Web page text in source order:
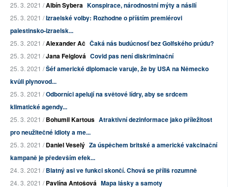
25. 3. 2021 /Albín Sybera Konspirace, národnostní mýty a násilí
25. 3. 2021 /Izraelské volby: Rozhodne o příštím premiérovi
palestinsko-izraelsk...
25. 3. 2021 /Alexander Ač Čaká nás budúcnosť bez Golfského prúdu?
25. 3. 2021 /Jana Feiglová Covid pas není diskriminační
25. 3. 2021 /Šéf americké diplomacie varuje, že by USA na Německo
kvůli plynovod...
25. 3. 2021 /Odborníci apelují na světové lídry, aby se srdcem
klimatické agendy...
25. 3. 2021 /Bohumil Kartous Atraktivní dezinformace jako příležitost
pro neužitečné idioty a me...
25. 3. 2021 /Daniel Veselý Za úspěchem britské a americké vakcinační
kampaně je především efek...
24. 3. 2021 /Blatný asi ve funkci skončí. Chová se příliš rozumně
24. 3. 2021 /Pavlína Antošová Mapa lásky a samoty